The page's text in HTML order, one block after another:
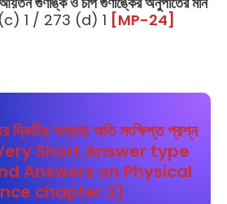
1 / 273 (d) 1 [MP-24]
দ্বিতীয় অধ্যায়অতি সংক্ষিপ্ত প্রশ্ন
(Very Short Answer type
Answers on Physical
chapter 2)